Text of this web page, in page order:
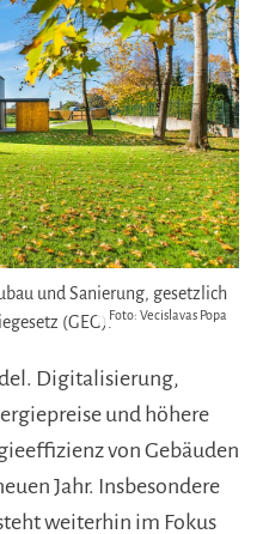
Foto: Vecislavas Popa
und Sanierung, gesetzlich
(GEG).
Digitalisierung,
und höhere
von Gebäuden
Jahr. Insbesondere
weiterhin im Fokus